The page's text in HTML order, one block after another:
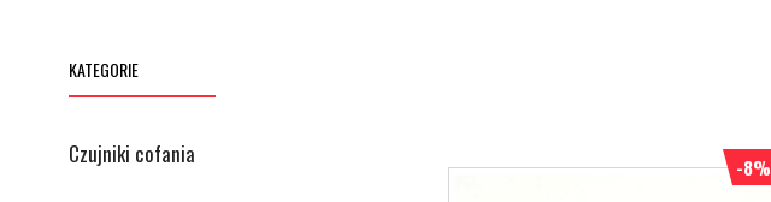
KATEGORIE
Czujniki cofania -8%